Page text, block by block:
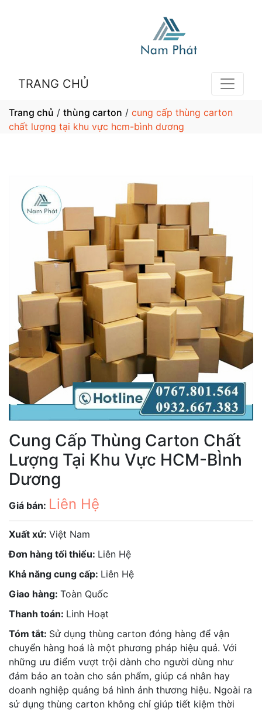
TRANG CHỦ
Trang chủ / thùng carton / cung cấp thùng carton
chất lượng tại khu vực hcm-bình dương
Cung Cấp Thùng Carton Chất
Lượng Tại Khu Vực HCM-BÌnh
Dương
Giá bán: Liên Hệ
Xuất xứ: Việt Nam
Đơn hàng tối thiểu: Liên Hệ
Khả năng cung cấp: Liên Hệ
Giao hàng: Toàn Quốc
Thanh toán: Linh Hoạt
Tóm tắt: Sử dụng thùng carton đóng hàng để vận
chuyển hàng hoá là một phương pháp hiệu quả. Với
những ưu điểm vượt trội dành cho người dùng như
đảm bảo an toàn cho sản phẩm, giúp cá nhân hay
doanh nghiệp quảng bá hình ảnh thương hiệu. Ngoài ra
sử dụng thùng carton không chỉ giúp tiết kiệm thời